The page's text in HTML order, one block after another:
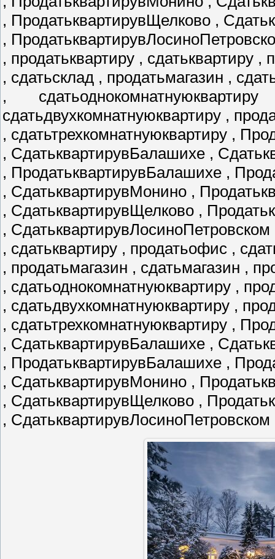
, ПродатьквартирувЩелково ,
,
, продатьквартиру , сдатьквартиру
, сдатьсклад , продатьмагазин ,
,
сдатьдвухкомнатнуюквартиру ,
, сдатьтрехкомнатнуюквартиру ,
, СдатьквартирувБалашихе ,
, ПродатьквартирувБалашихе ,
, СдатьквартирувМонино ,
, СдатьквартирувЩелково ,
, СдатьквартирувЛосиноПетровском
, сдатьквартиру , продатьофис ,
, продатьмагазин , сдатьмагазин ,
, сдатьоднокомнатнуюквартиру ,
, сдатьдвухкомнатнуюквартиру ,
, сдатьтрехкомнатнуюквартиру ,
, СдатьквартирувБалашихе ,
, ПродатьквартирувБалашихе ,
, СдатьквартирувМонино ,
, СдатьквартирувЩелково ,
, СдатьквартирувЛосиноПетровском